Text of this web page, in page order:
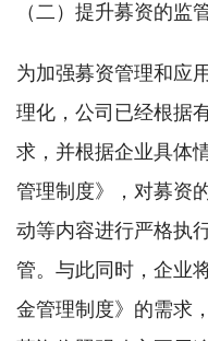
（二）提升募资的监
为加强募资管理和应
理化，公司已经根据
求，并根据企业具体
管理制度》，对募资
动等内容进行严格执
管。与此同时，企业
金管理制度》的需求